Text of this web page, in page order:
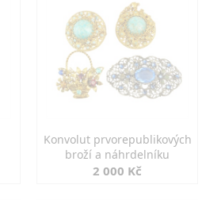
Konvolut prvorepublikových
broží a náhrdelníku
2 000 Kč